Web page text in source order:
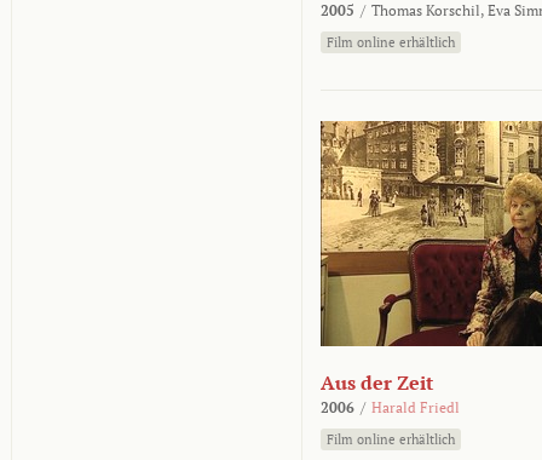
2005 / Thomas Korschil, Eva
Film online erhältlich
Aus der Zeit
2006 / Harald Friedl
Film online erhältlich